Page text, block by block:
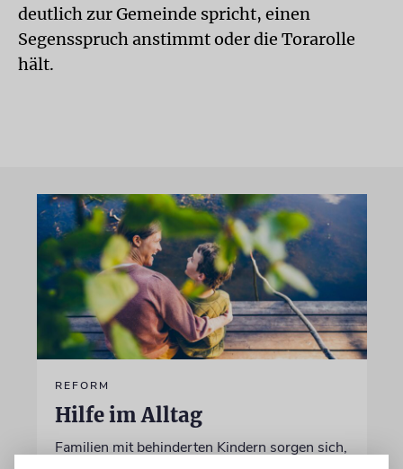
deutlich zur Gemeinde spricht, einen
Segensspruch anstimmt oder die Torarolle
hält.
REFORM
Hilfe im Alltag
Familien mit behinderten Kindern sorgen sich,